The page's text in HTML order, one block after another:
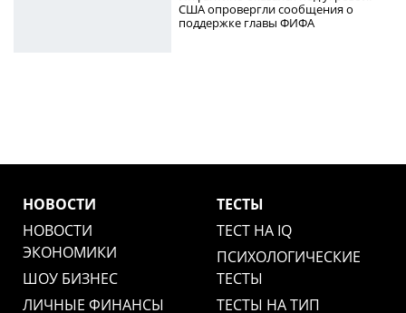
США опровергли сообщения о
поддержке главы ФИФА
НОВОСТИ
НОВОСТИ
ЭКОНОМИКИ
ШОУ БИЗНЕС
ЛИЧНЫЕ ФИНАНСЫ
ТЕСТЫ
ТЕСТ НА IQ
ПСИХОЛОГИЧЕСКИЕ
ТЕСТЫ
ТЕСТЫ НА ТИП